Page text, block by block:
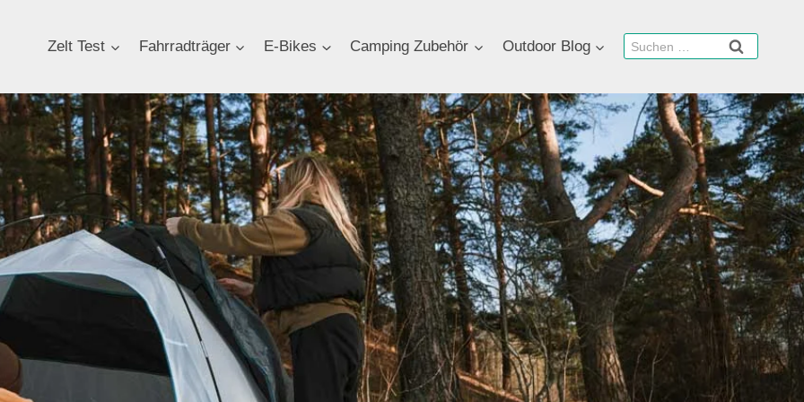
Zelt Test Fahrradträger E-Bikes Camping Zubehör Outdoor Blog
Suchen